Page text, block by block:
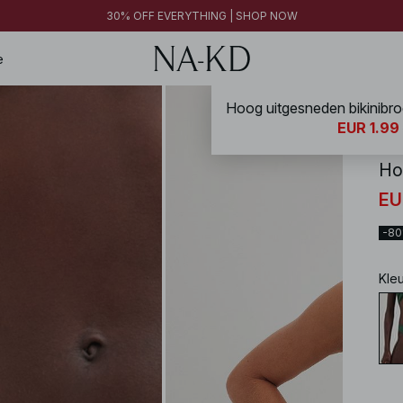
FINAL SALE | SHOP NOW
FINAL SALE | SHOP NOW
30% OFF EVERYTHING | SHOP NOW
NA-
-
EUR 1.99